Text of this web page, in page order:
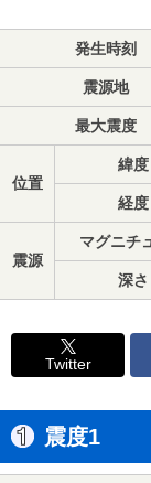
発生時刻
震源地
最大震度
位置
緯度
経度
震源
マグニチ
深さ
Twitter
震度1